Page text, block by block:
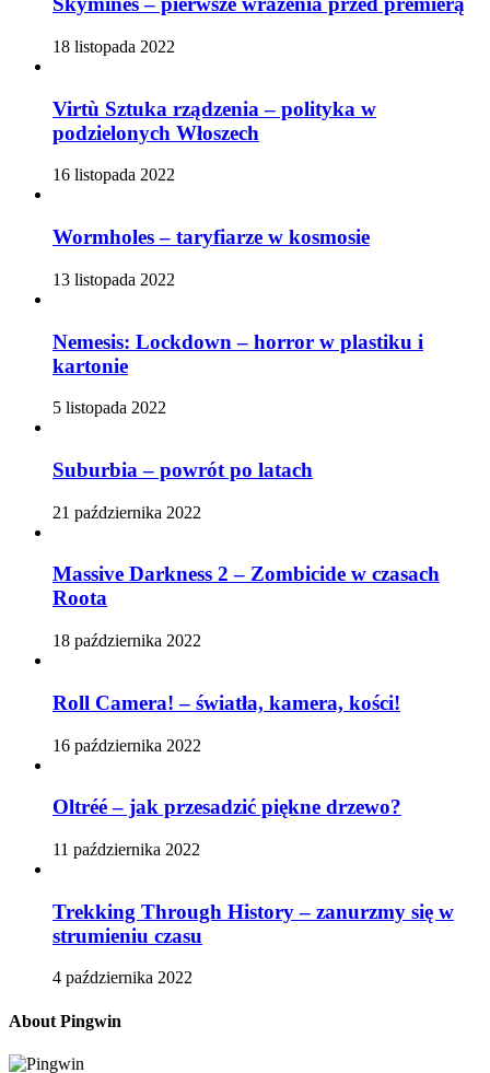
18 listopada 2022
Virtù Sztuka rządzenia – polityka w
podzielonych Włoszech
16 listopada 2022
Wormholes – taryfiarze w kosmosie
13 listopada 2022
Nemesis: Lockdown – horror w plastiku i
kartonie
5 listopada 2022
Suburbia – powrót po latach
21 października 2022
Massive Darkness 2 – Zombicide w czasach
Roota
18 października 2022
Roll Camera! – światła, kamera, kości!
16 października 2022
Oltréé – jak przesadzić piękne drzewo?
11 października 2022
Trekking Through History – zanurzmy się w
strumieniu czasu
4 października 2022
About Pingwin